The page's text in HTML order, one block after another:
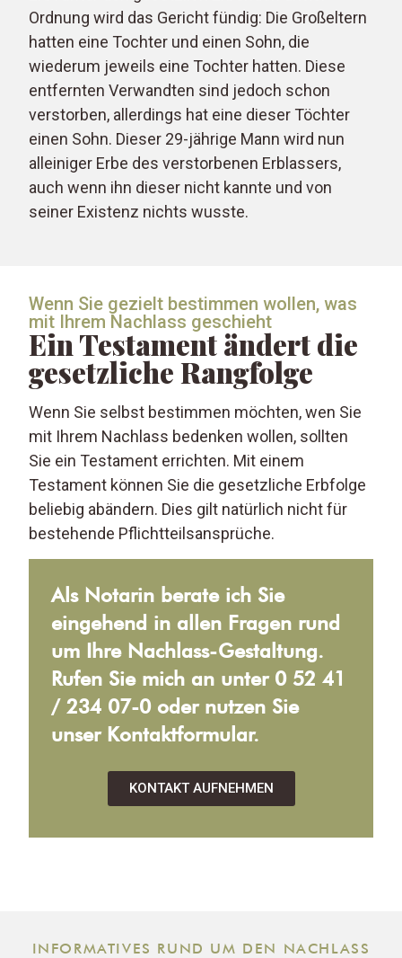
Ordnung wird das Gericht fündig: Die Großeltern
hatten eine Tochter und einen Sohn, die
wiederum jeweils eine Tochter hatten. Diese
entfernten Verwandten sind jedoch schon
verstorben, allerdings hat eine dieser Töchter
einen Sohn. Dieser 29-jährige Mann wird nun
alleiniger Erbe des verstorbenen Erblassers,
auch wenn ihn dieser nicht kannte und von
seiner Existenz nichts wusste.
Wenn Sie gezielt bestimmen wollen, was
mit Ihrem Nachlass geschieht
Ein Testament ändert die
gesetzliche Rangfolge
Wenn Sie selbst bestimmen möchten, wen Sie
mit Ihrem Nachlass bedenken wollen, sollten
Sie ein Testament errichten. Mit einem
Testament können Sie die gesetzliche Erbfolge
beliebig abändern. Dies gilt natürlich nicht für
bestehende Pflichtteilsansprüche.
Als Notarin berate ich Sie
eingehend in allen Fragen rund
um Ihre Nachlass-Gestaltung.
Rufen Sie mich an unter 0 52 41
/ 234 07-0oder nutzen Sie
unser Kontaktformular.
KONTAKT AUFNEHMEN
INFORMATIVES RUND UM DEN NACHLASS